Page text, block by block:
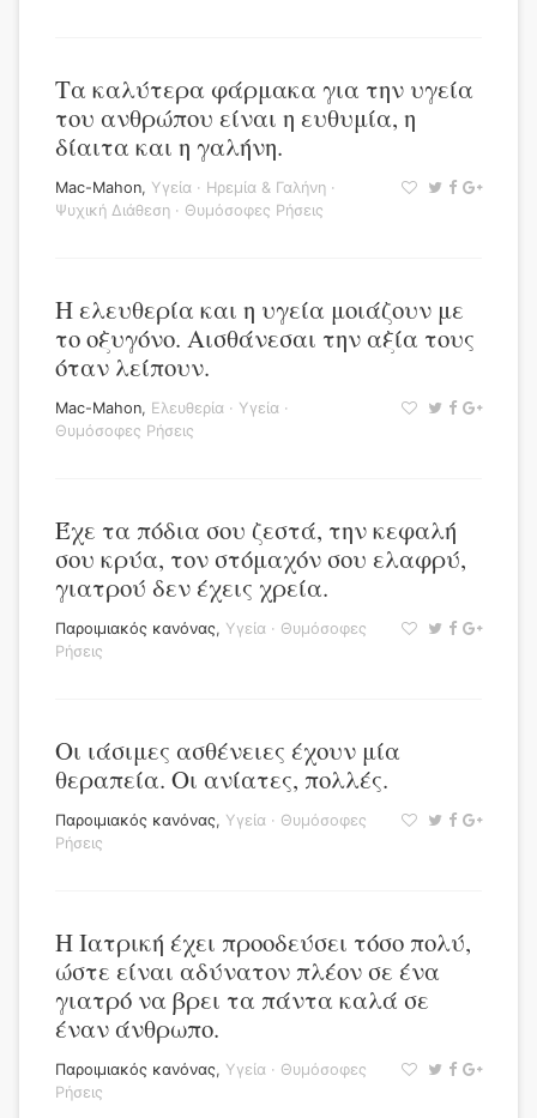
Τα καλύτερα φάρμακα για την υγεία
του ανθρώπου είναι η ευθυμία, η
δίαιτα και η γαλήνη.
Mac-Mahon, Υγεία · Ηρεμία & Γαλήνη ·
Ψυχική Διάθεση · Θυμόσοφες Ρήσεις
Η ελευθερία και η υγεία μοιάζουν με
το οξυγόνο. Αισθάνεσαι την αξία τους
όταν λείπουν.
Mac-Mahon, Ελευθερία · Υγεία ·
Θυμόσοφες Ρήσεις
Έχε τα πόδια σου ζεστά, την κεφαλή
σου κρύα, τον στόμαχόν σου ελαφρύ,
γιατρού δεν έχεις χρεία.
Παροιμιακός κανόνας, Υγεία · Θυμόσοφες
Ρήσεις
Οι ιάσιμες ασθένειες έχουν μία
θεραπεία. Οι ανίατες, πολλές.
Παροιμιακός κανόνας, Υγεία · Θυμόσοφες
Ρήσεις
Η Ιατρική έχει προοδεύσει τόσο πολύ,
ώστε είναι αδύνατον πλέον σε ένα
γιατρό να βρει τα πάντα καλά σε
έναν άνθρωπο.
Παροιμιακός κανόνας, Υγεία · Θυμόσοφες
Ρήσεις